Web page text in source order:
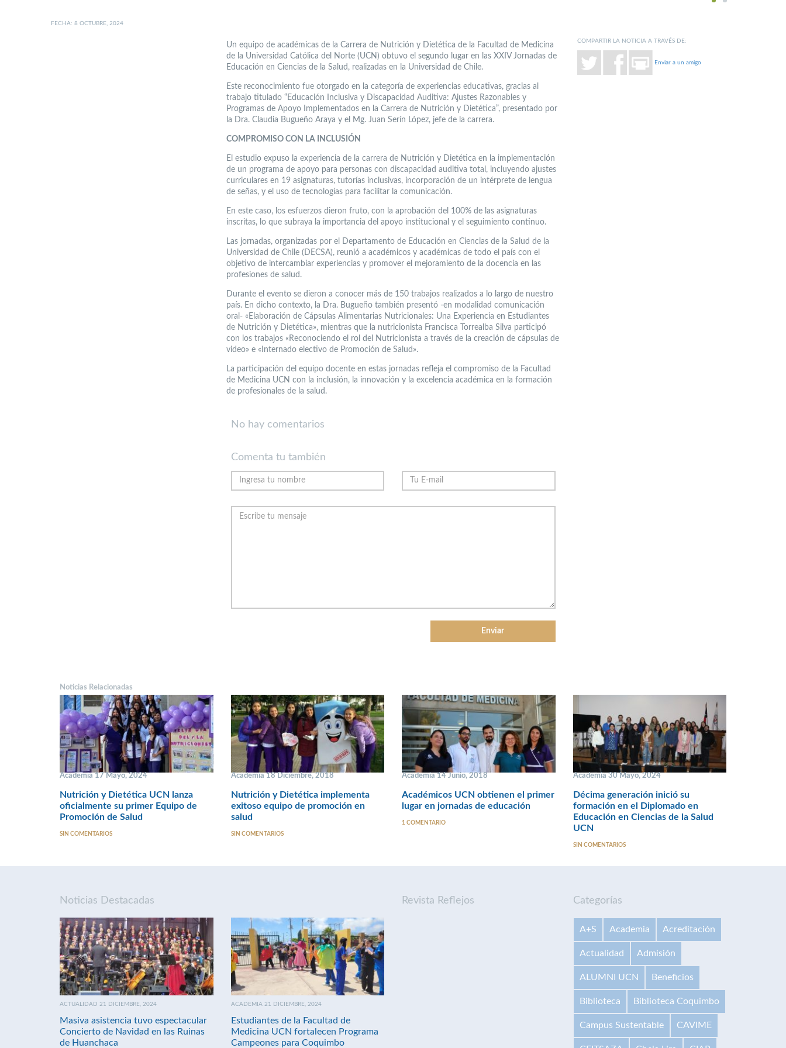
1 2
FECHA: 8 OCTUBRE, 2024
Un equipo de académicas de la Carrera de Nutrición y Dietética de la Facultad de Medicina
de la Universidad Católica del Norte (UCN) obtuvo el segundo lugar en las XXIV Jornadas de
Educación en Ciencias de la Salud, realizadas en la Universidad de Chile.
Este reconocimiento fue otorgado en la categoría de experiencias educativas, gracias al
trabajo titulado “Educación Inclusiva y Discapacidad Auditiva: Ajustes Razonables y
Programas de Apoyo Implementados en la Carrera de Nutrición y Dietética”, presentado por
la Dra. Claudia Bugueño Araya y el Mg. Juan Serín López, jefe de la carrera.
COMPROMISO CON LA INCLUSIÓN
El estudio expuso la experiencia de la carrera de Nutrición y Dietética en la implementación
de un programa de apoyo para personas con discapacidad auditiva total, incluyendo ajustes
curriculares en 19 asignaturas, tutorías inclusivas, incorporación de un intérprete de lengua
de señas, y el uso de tecnologías para facilitar la comunicación.
En este caso, los esfuerzos dieron fruto, con la aprobación del 100% de las asignaturas
inscritas, lo que subraya la importancia del apoyo institucional y el seguimiento continuo.
Las jornadas, organizadas por el Departamento de Educación en Ciencias de la Salud de la
Universidad de Chile (DECSA), reunió a académicos y académicas de todo el país con el
objetivo de intercambiar experiencias y promover el mejoramiento de la docencia en las
profesiones de salud.
Durante el evento se dieron a conocer más de 150 trabajos realizados a lo largo de nuestro
país. En dicho contexto, la Dra. Bugueño también presentó -en modalidad comunicación
oral- «Elaboración de Cápsulas Alimentarias Nutricionales: Una Experiencia en Estudiantes
de Nutrición y Dietética», mientras que la nutricionista Francisca Torrealba Silva participó
con los trabajos «Reconociendo el rol del Nutricionista a través de la creación de cápsulas de
video» e «Internado electivo de Promoción de Salud».
La participación del equipo docente en estas jornadas refleja el compromiso de la Facultad
de Medicina UCN con la inclusión, la innovación y la excelencia académica en la formación
de profesionales de la salud.
COMPARTIR LA NOTICIA A TRAVÉS DE:
Enviar a un amigo
No hay comentarios
Comenta tu también
Noticias Relacionadas
Academia 17 Mayo, 2024
Nutrición y Dietética UCN lanza
oficialmente su primer Equipo de
Promoción de Salud
SIN COMENTARIOS
Academia 18 Diciembre, 2018
Nutrición y Dietética implementa
exitoso equipo de promoción en
salud
SIN COMENTARIOS
Academia 14 Junio, 2018
Académicos UCN obtienen el primer
lugar en jornadas de educación
1 COMENTARIO
Academia 30 Mayo, 2024
Décima generación inició su
formación en el Diplomado en
Educación en Ciencias de la Salud
UCN
SIN COMENTARIOS
Noticias Destacadas
ACTUALIDAD 21 DICIEMBRE, 2024
Masiva asistencia tuvo espectacular
Concierto de Navidad en las Ruinas
de Huanchaca
ACADEMIA 21 DICIEMBRE, 2024
Estudiantes de la Facultad de
Medicina UCN fortalecen Programa
Campeones para Coquimbo
Revista Reflejos Categorías
A+S Academia Acreditación
Actualidad Admisión
ALUMNI UCN Beneficios
Biblioteca Biblioteca Coquimbo
Campus Sustentable CAVIME